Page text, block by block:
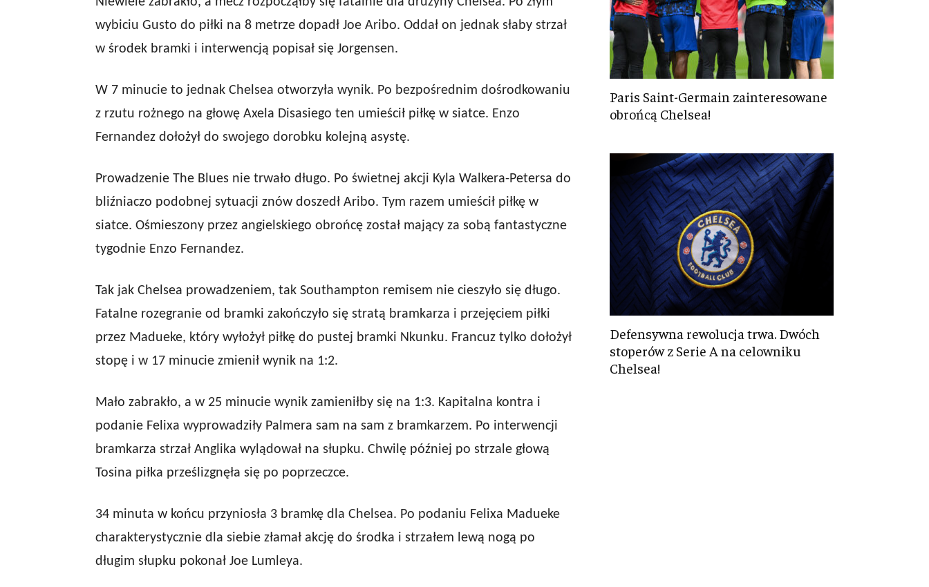
wybiciu Gusto do piłki na 8 metrze dopadł Joe Aribo. Oddał on jednak słaby strzał
w środek bramki i interwencją popisał się Jorgensen.
W 7 minucie to jednak Chelsea otworzyła wynik. Po bezpośrednim dośrodkowaniu
z rzutu rożnego na głowę Axela Disasiego ten umieścił piłkę w siatce. Enzo
Fernandez dołożył do swojego dorobku kolejną asystę.
Prowadzenie The Blues nie trwało długo. Po świetnej akcji Kyla Walkera-Petersa do
bliźniaczo podobnej sytuacji znów doszedł Aribo. Tym razem umieścił piłkę w
siatce. Ośmieszony przez angielskiego obrońcę został mający za sobą fantastyczne
tygodnie Enzo Fernandez.
Tak jak Chelsea prowadzeniem, tak Southampton remisem nie cieszyło się długo.
Fatalne rozegranie od bramki zakończyło się stratą bramkarza i przejęciem piłki
przez Madueke, który wyłożył piłkę do pustej bramki Nkunku. Francuz tylko dołożył
stopę i w 17 minucie zmienił wynik na 1:2.
Mało zabrakło, a w 25 minucie wynik zamieniłby się na 1:3. Kapitalna kontra i
podanie Felixa wyprowadziły Palmera sam na sam z bramkarzem. Po interwencji
bramkarza strzał Anglika wylądował na słupku. Chwilę później po strzale głową
Tosina piłka prześlizgnęła się po poprzeczce.
34 minuta w końcu przyniosła 3 bramkę dla Chelsea. Po podaniu Felixa Madueke
charakterystycznie dla siebie złamał akcję do środka i strzałem lewą nogą po
długim słupku pokonał Joe Lumleya.
Paris Saint-Germain zainteresowane
obrońcą Chelsea!
Defensywna rewolucja trwa. Dwóch
stoperów z Serie A na celowniku
Chelsea!